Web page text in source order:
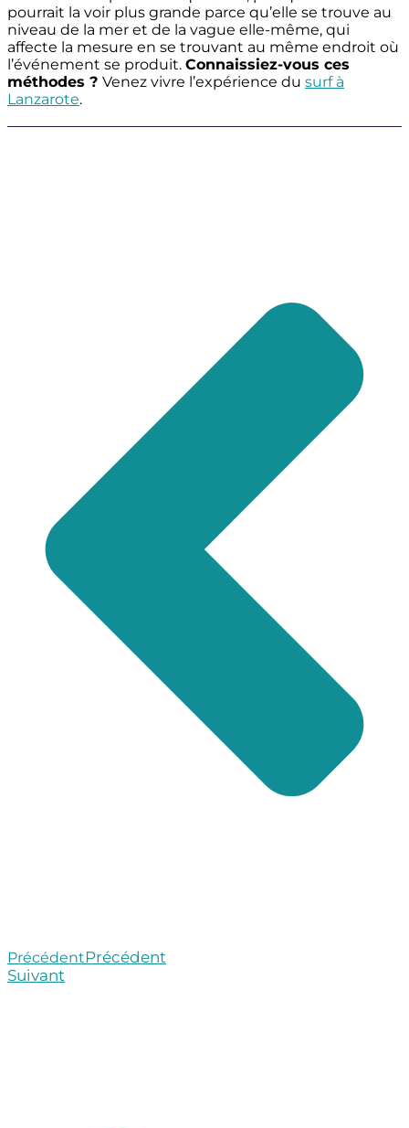
pourrait la voir plus grande parce qu’elle se trouve au
niveau de la mer et de la vague elle-même, qui
affecte la mesure en se trouvant au même endroit où
l’événement se produit. Connaissiez-vous ces
méthodes ? Venez vivre l’expérience du surf à
Lanzarote.
PrécédentPrécédent
Suivant